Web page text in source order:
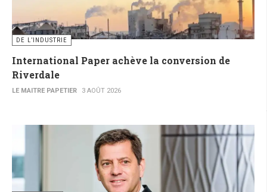
DE L’INDUSTRIE
International Paper achève la conversion de
Riverdale
LE MAITRE PAPETIER 3 AOÛT 2026